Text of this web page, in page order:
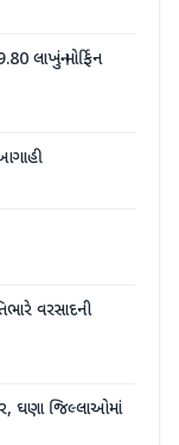
લાખનું મોર્ફિન
વરસાદની
ઘણા જિલ્લાઓમાં